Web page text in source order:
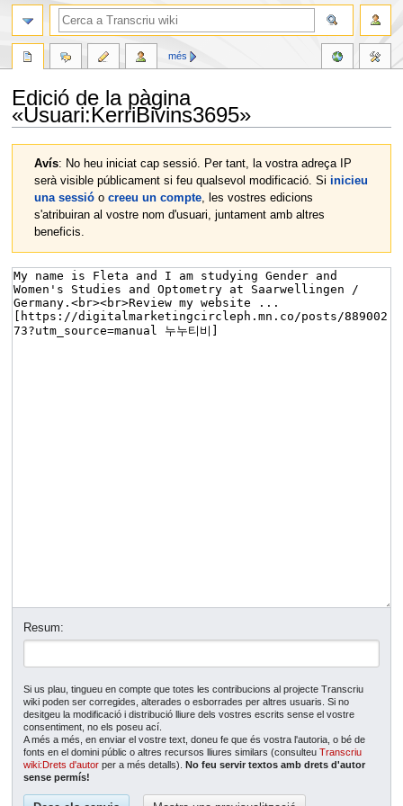
Edició de la pàgina
«Usuari:KerriBivins3695»
navigation
search
Avís: No heu iniciat cap sessió. Per tant, la vostra adreça IP
serà visible públicament si feu qualsevol modificació. Si inicieu
una sessióo creeu un compte, les vostres edicions
s'atribuiran al vostre nom d'usuari, juntament amb altres
beneficis.
Resum:
Si us plau, tingueu en compte que totes les contribucions al projecte Transcriu
wiki poden ser corregides, alterades o esborrades per altres usuaris. Si no
desitgeu la modificació i distribució lliure dels vostres escrits sense el vostre
consentiment, no els poseu ací.
A més a més, en enviar el vostre text, doneu fe que és vostra l'autoria, o bé de
fonts en el domini públic o altres recursos lliures similars (consulteuTranscriu
wiki:Drets d'autor per a més detalls).
No feu servir textos amb drets d'autor
sense permís!
més